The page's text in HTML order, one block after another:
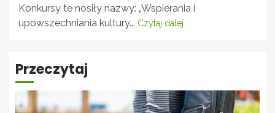
Konkursy te nosiły nazwy: „Wspierania i
upowszechniania kultury... Czytaj dalej
Przeczytaj